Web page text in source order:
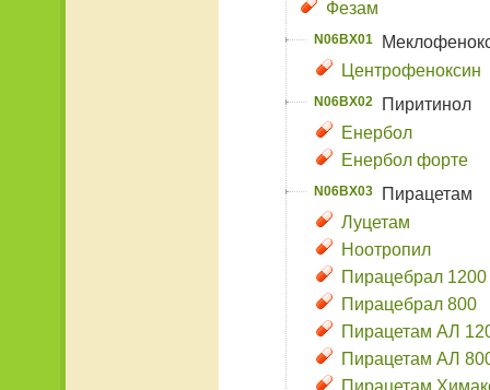
Фезам
N06BX01
Центрофеноксин
N06BX02
Пиритинол
Енербол
Енербол форте
N06BX03
Пирацетам
Луцетам
Ноотропил
Пирацебрал 1200
Пирацебрал 800
Пирацетам АЛ
Пирацетам АЛ
Пирацетам